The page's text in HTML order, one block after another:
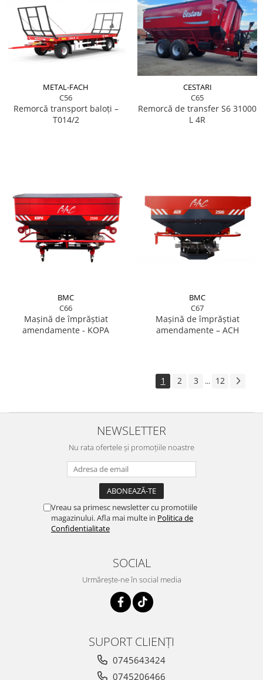
METAL-FACH
C56
Remorcă transport baloţi –
T014/2
CESTARI
C65
Remorcă de transfer S6 31000
L 4R
BMC
C66
Mașină de împrăștiat
amendamente - KOPA
BMC
C67
Mașină de împrăștiat
amendamente – ACH
1 2 3 ... 12
NEWSLETTER
Nu rata ofertele și promoțiile noastre
Vreau sa primesc newsletter cu promotiile
magazinului. Afla mai multe in Politica de
Confidentialitate
SOCIAL
Urmărește-ne în social media
SUPORT CLIENȚI
0745643424
0745206466